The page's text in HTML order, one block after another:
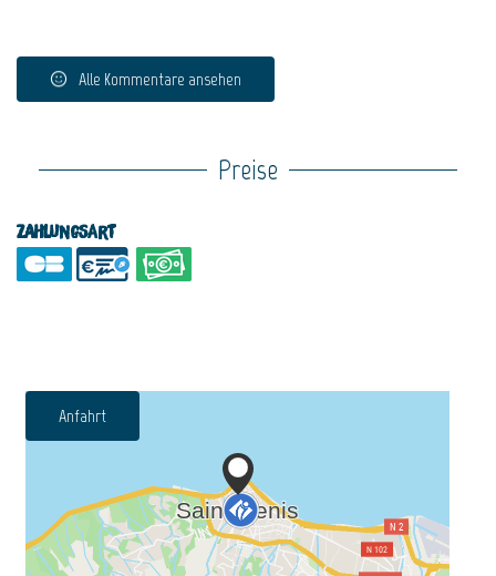
Alle Kommentare ansehen
Preise
Zahlungsart
Anfahrt